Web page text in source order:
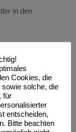
in den
mit 4,48
(1. Platz).
Joe Caine
Steiner und
Cookies, die
sowie solche, die
für
entscheiden,
Bitte beachten